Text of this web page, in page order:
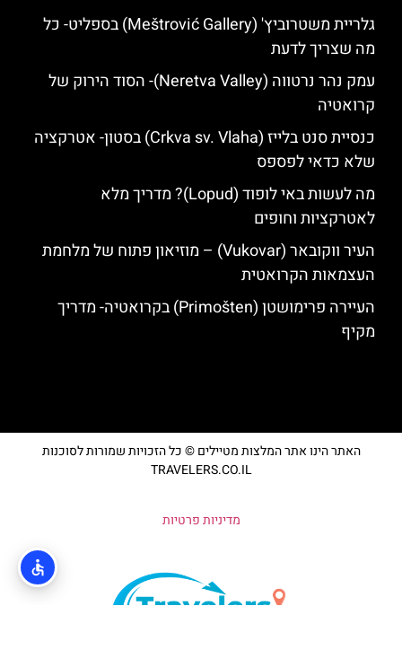
גלריית משטרוביץ' (Meštrović Gallery) בספליט- כל
מה שצריך לדעת
עמק נהר נרטווה (Neretva Valley)- הסוד הירוק של
קרואטיה
כנסיית סנט בלייז (Crkva sv. Vlaha) בסטון- אטרקציה
שלא כדאי לפספס
מה לעשות באי לופוד (Lopud)? מדריך מלא
לאטרקציות וחופים
העיר ווקובאר (Vukovar) – מוזיאון פתוח של מלחמת
העצמאות הקרואטית
העיירה פרימושטן (Primošten) בקרואטיה- מדריך
מקיף
האתר הינו אתר המלצות מטיילים © כל הזכויות שמורות לסוכנות
TRAVELERS.CO.IL
מדיניות פרטיות